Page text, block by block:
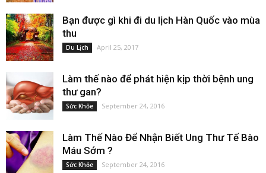
Bạn được gì khi đi du lịch Hàn Quốc vào mùa
thu
Du Lịch April 25, 2017
Làm thế nào để phát hiện kịp thời bệnh ung
thư gan?
Sức Khỏe September 24, 2016
Làm Thế Nào Để Nhận Biết Ung Thư Tế Bào
Máu Sớm ?
Sức Khỏe September 24, 2016